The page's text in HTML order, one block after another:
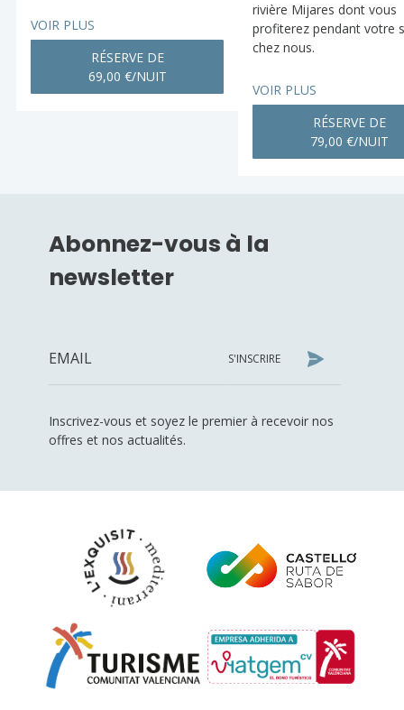
VOIR PLUS
RÉSERVE DE
69,00 €/NUIT
rivière Mijares dont vous
profiterez pendant votre
chez nous.
VOIR PLUS
RÉSERVE DE
79,00 €/NUIT
Abonnez-vous à la
newsletter
S'INSCRIRE
Inscrivez-vous et soyez le premier à recevoir nos
offres et nos actualités.